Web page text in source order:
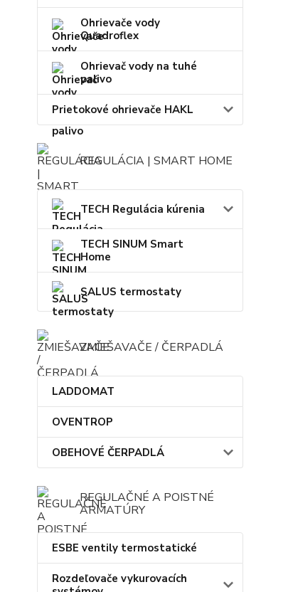
Ohrievače vody
Quadroflex
Ohrievač vody na tuhé
palivo
Prietokové ohrievače HAKL
REGULÁCIA | SMART HOME
TECH Regulácia kúrenia
TECH SINUM Smart
Home
SALUS termostaty
ZMIEŠAVAČE / ČERPADLÁ
LADDOMAT
OVENTROP
OBEHOVÉ ČERPADLÁ
REGULAČNÉ A POISTNÉ
ARMATÚRY
ESBE ventily termostatické
Rozdeľovače vykurovacích